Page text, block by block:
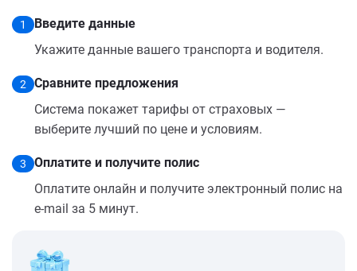
1
Введите данные
Укажите данные вашего транспорта и водителя.
2
Сравните предложения
Система покажет тарифы от страховых —
выберите лучший по цене и условиям.
3
Оплатите и получите полис
Оплатите онлайн и получите электронный полис на
e-mail за 5 минут.